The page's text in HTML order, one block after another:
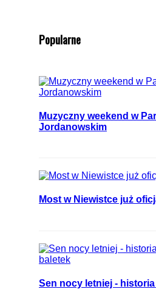
Popularne
Muzyczny weekend w
Jordanowskim
Most w Niewistce już
Sen nocy letniej -